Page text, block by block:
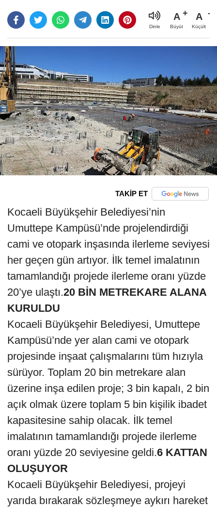
Dinle
A
Büyüt
A
Küçült
TAKİP ET
Kocaeli Büyükşehir Belediyesi’nin
Umuttepe Kampüsü’nde projelendirdiği
cami ve otopark inşasında ilerleme seviyesi
her geçen gün artıyor. İlk temel imalatının
tamamlandığı projede ilerleme oranı yüzde
20’ye ulaştı.20 BİN METREKARE ALANA
KURULDU
Kocaeli Büyükşehir Belediyesi, Umuttepe
Kampüsü’nde yer alan cami ve otopark
projesinde inşaat çalışmalarını tüm hızıyla
sürüyor. Toplam 20 bin metrekare alan
üzerine inşa edilen proje; 3 bin kapalı, 2 bin
açık olmak üzere toplam 5 bin kişilik ibadet
kapasitesine sahip olacak. İlk temel
imalatının tamamlandığı projede ilerleme
oranı yüzde 20 seviyesine geldi.6 KATTAN
OLUŞUYOR
Kocaeli Büyükşehir Belediyesi, projeyi
yarıda bırakarak sözleşmeye aykırı hareket